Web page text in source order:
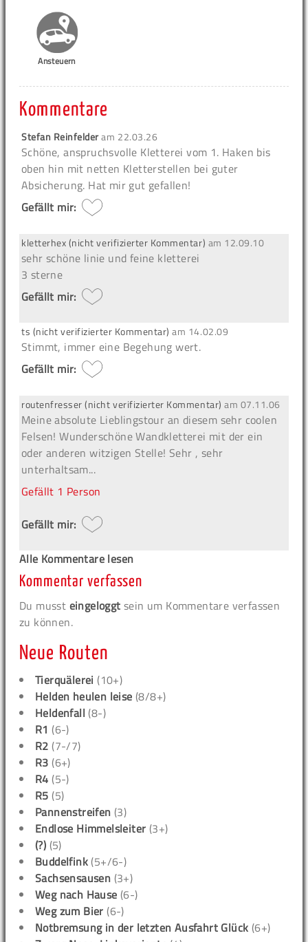
Ansteuern
Kommentare
Stefan Reinfelderam 22.03.26
Schöne, anspruchsvolle Kletterei vom 1. Haken bis
oben hin mit netten Kletterstellen bei guter
Absicherung. Hat mir gut gefallen!
Gefällt mir:
kletterhex (nicht verifizierter Kommentar) am 12.09.10
sehr schöne linie und feine kletterei
3 sterne
Gefällt mir:
ts (nicht verifizierter Kommentar) am 14.02.09
Stimmt, immer eine Begehung wert.
Gefällt mir:
routenfresser (nicht verifizierter Kommentar) am 07.11.06
Meine absolute Lieblingstour an diesem sehr coolen
Felsen! Wunderschöne Wandkletterei mit der ein
oder anderen witzigen Stelle! Sehr , sehr
unterhaltsam...
Gefällt 1 Person
Gefällt mir:
Alle Kommentare lesen
Kommentar verfassen
Du musst eingeloggt sein um Kommentare verfassen
zu können.
Neue Routen
Tierquälerei (10+)
Helden heulen leise (8/8+)
Heldenfall (8-)
R1 (6-)
R2 (7-/7)
R3 (6+)
R4 (5-)
R5 (5)
Pannenstreifen (3)
Endlose Himmelsleiter (3+)
(?) (5)
Buddelfink (5+/6-)
Sachsensausen (3+)
Weg nach Hause (6-)
Weg zum Bier (6-)
Notbremsung in der letzten Ausfahrt Glück (6+)